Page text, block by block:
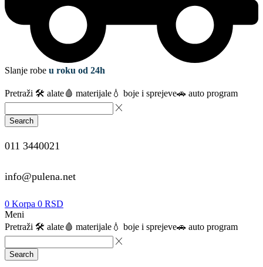
Slanje robe u roku od 24h
Pretraži 🛠️ alate🩸 materijale 💧 boje i sprejeve🚗 auto program
Search
011 3440021
info@pulena.net
0 Korpa 0 RSD
Meni
Pretraži 🛠️ alate🩸 materijale 💧 boje i sprejeve🚗 auto program
Search